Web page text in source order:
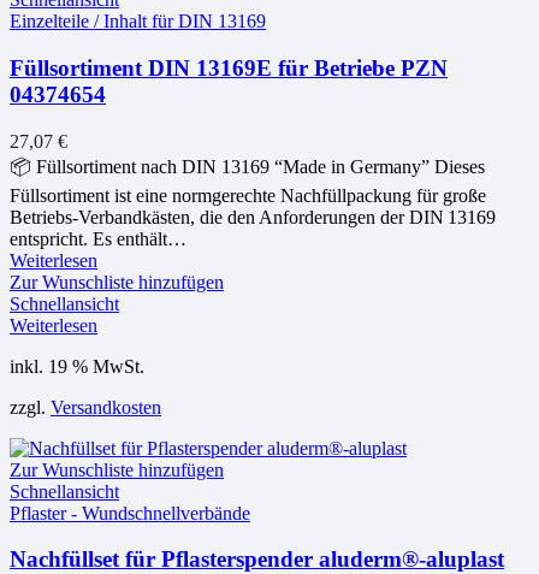
Einzelteile / Inhalt für DIN 13169
Füllsortiment DIN 13169E für Betriebe PZN
04374654
27,07 €
📦 Füllsortiment nach DIN 13169 “Made in Germany” Dieses
Füllsortiment ist eine normgerechte Nachfüllpackung für große
Betriebs‑Verbandkästen, die den Anforderungen der DIN 13169
entspricht. Es enthält…
Weiterlesen
Zur Wunschliste hinzufügen
Schnellansicht
Weiterlesen
inkl. 19 % MwSt.
zzgl. Versandkosten
Zur Wunschliste hinzufügen
Schnellansicht
Pflaster - Wundschnellverbände
Nachfüllset für Pflasterspender aluderm®-aluplast